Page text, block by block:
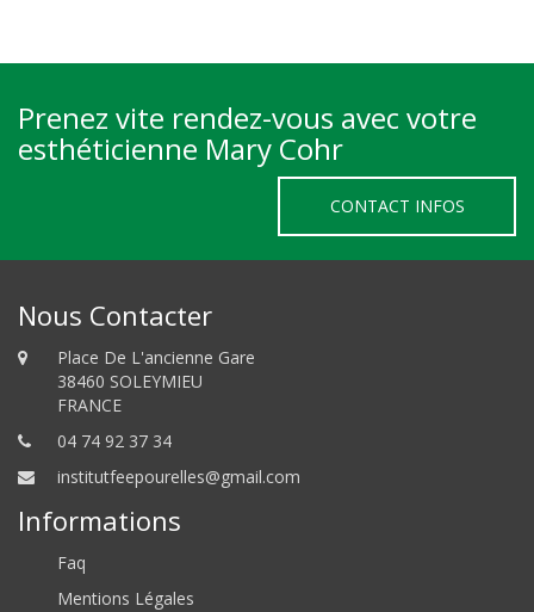
Prenez vite rendez-vous avec votre
esthéticienne Mary Cohr
CONTACT INFOS
Nous Contacter
Place De L'ancienne Gare
38460 SOLEYMIEU
FRANCE
04 74 92 37 34
institutfeepourelles@gmail.com
Informations
Faq
Mentions Légales